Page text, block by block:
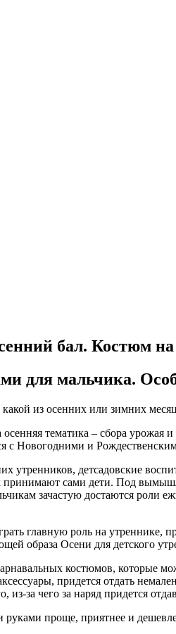
бал. Костюм
для мальчика.
из осенних или зимних
тематика – сбора
с Новогодними и
утренников, детсадовские
принимают сами дети. Под
зачастую достаются роли
главную роль на
образа Осени для детского
костюмов, которые
придется отдать
из-за чего за наряд придется
руками проще, приятнее и